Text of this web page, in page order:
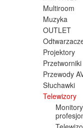
Multiroom
Muzyka
OUTLET
Projektory
Przetworniki
Przewody
Słuchawki
Telewizory